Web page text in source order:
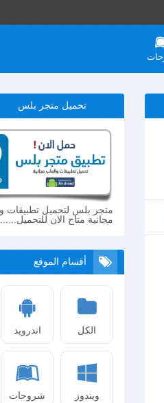
تحميل متجر بلس
مجانية متاح الان للتحميل......
أقسام الموقع
الكل اندرويد
ويندوز شروحات